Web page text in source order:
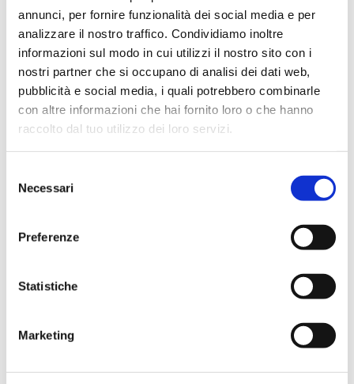
annunci, per fornire funzionalità dei social media e per
analizzare il nostro traffico. Condividiamo inoltre
informazioni sul modo in cui utilizzi il nostro sito con i
nostri partner che si occupano di analisi dei dati web,
pubblicità e social media, i quali potrebbero combinarle
con altre informazioni che hai fornito loro o che hanno
raccolto dal tuo utilizzo dei loro servizi.
delNecessari
Preferenze
Statistiche
Marketing
Profondità: 55 cm
Altezza: 80 cm
La tua casa merita il
meglio, anche nel servizio.
Partenza in 48 ore, salvo disponibilità